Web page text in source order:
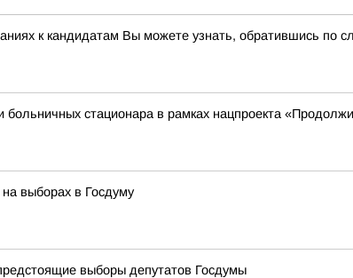
к кандидатам Вы можете узнать, обратившись по
стационара в рамках нацпроекта
выборах в Госдуму
выборы депутатов Госдумы